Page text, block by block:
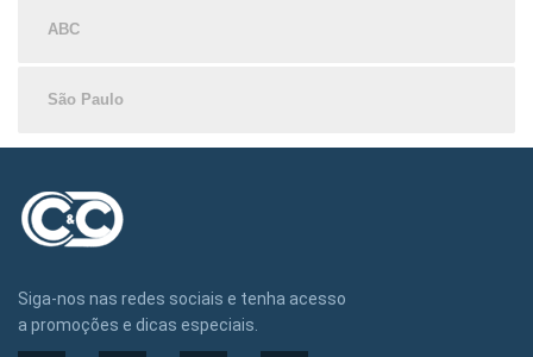
ABC
São Paulo
Siga-nos nas redes sociais e tenha acesso
a promoções e dicas especiais.